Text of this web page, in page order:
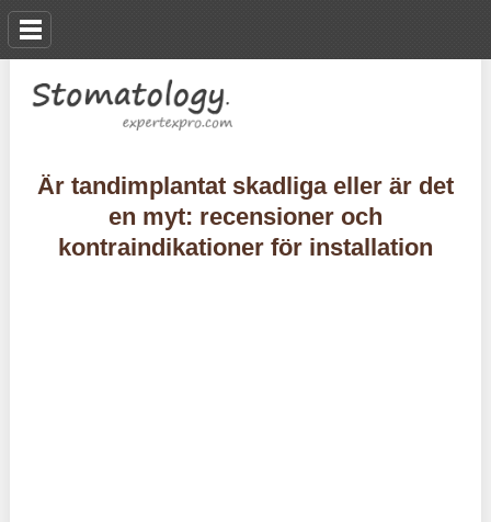
Är tandimplantat skadliga eller är det
en myt: recensioner och
kontraindikationer för installation